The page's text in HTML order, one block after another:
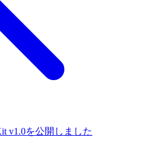
v1.0を公開しました